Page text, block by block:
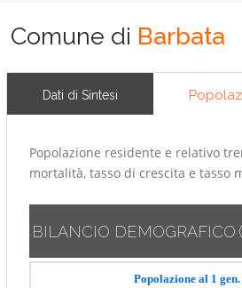
Comune di Barbata
Dati di Sintesi
Popolazione residente e relativo
mortalità, tasso di crescita e tasso
BILANCIO DEMOGRAFICO
Popolazione al 1 gen.